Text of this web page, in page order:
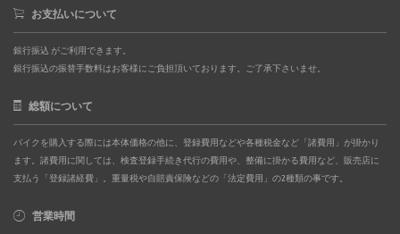
お支払いについて
銀行振込 がご利用できます。
銀行振込の振替手数料はお客様にご負担頂いております。ご了承下さいませ。
総額について
バイクを購入する際には本体価格の他に、登録費用などや各種税金など「諸費用」が掛かり
ます。諸費用に関しては、検査登録手続き代行の費用や、整備に掛かる費用など、販売店に
支払う「登録諸経費」。重量税や自賠責保険などの「法定費用」の2種類の事です。
営業時間